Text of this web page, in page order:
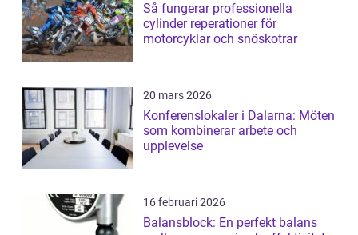
Så fungerar professionella
cylinder reperationer för
motorcyklar och snöskotrar
20 mars 2026
Konferenslokaler i Dalarna: Möten
som kombinerar arbete och
upplevelse
16 februari 2026
Balansblock: En perfekt balans